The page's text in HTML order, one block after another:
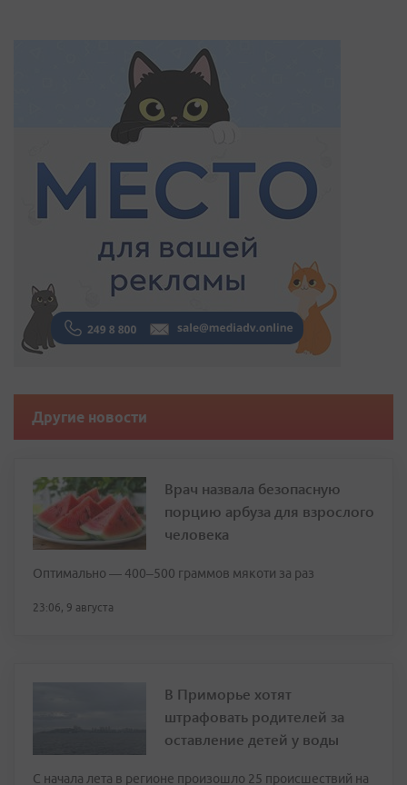
Другие новости
Врач назвала безопасную
порцию арбуза для взрослого
человека
Оптимально — 400–500 граммов мякоти за раз
23:06, 9 августа
В Приморье хотят
штрафовать родителей за
оставление детей у воды
С начала лета в регионе произошло 25 происшествий на